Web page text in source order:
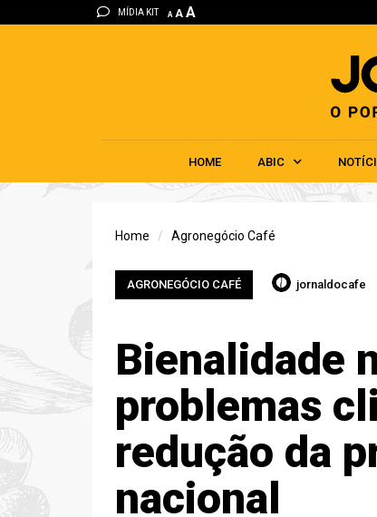
MÍDIA KIT A A A
HOME ABIC
Home Agronegócio Café
AGRONEGÓCIO CAFÉ jornaldocafe
Bienalidade
problemas
redução da
nacional